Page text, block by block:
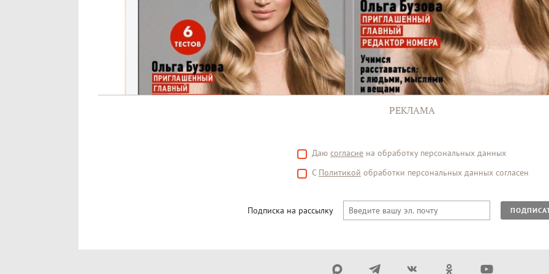
РЕКЛАМА
Даю согласие на обработку персональных данных
С Политикой обработки персональных данных согласен
Подписка на рассылку